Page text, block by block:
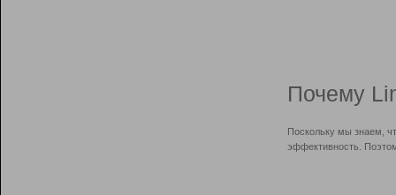
Почему
Поскольку мы знаем,
эффективность.